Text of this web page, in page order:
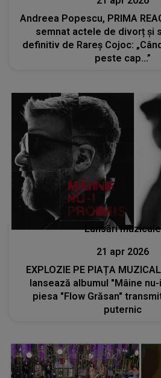
Andreea Popescu, PRIMA
semnat actele de divorț și
definitiv de Rareș Cojoc:
peste cap...”
Lansări muzicale
21 apr 2026
EXPLOZIE PE PIAȚA
lansează albumul "Mâine
piesa "Flow Grăsan"
puternic